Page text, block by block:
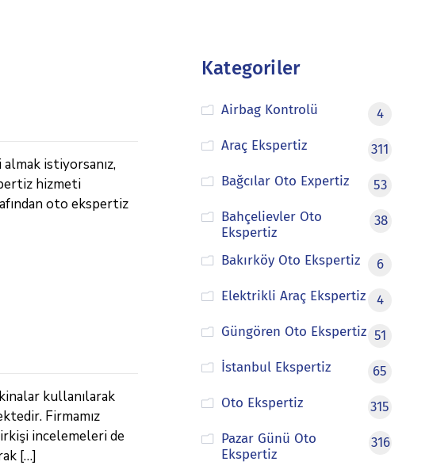
istiyorsanız,
hizmeti
oto ekspertiz
kullanılarak
Firmamız
incelemeleri de
[…]
Kategoriler
Airbag Kontrolü
4
Araç Ekspertiz
311
Bağcılar Oto Expertiz
53
Bahçelievler Oto
Ekspertiz
38
Bakırköy Oto Ekspertiz
6
Elektrikli Araç Ekspertiz
4
Güngören Oto Ekspertiz 51
İstanbul Ekspertiz
65
Oto Ekspertiz
315
Pazar Günü Oto
Ekspertiz
316